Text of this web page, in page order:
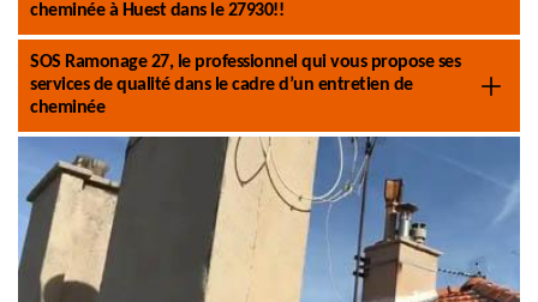
cheminée à Huest dans le 27930!!
SOS Ramonage 27, le professionnel qui vous propose ses
services de qualité dans le cadre d’un entretien de
cheminée